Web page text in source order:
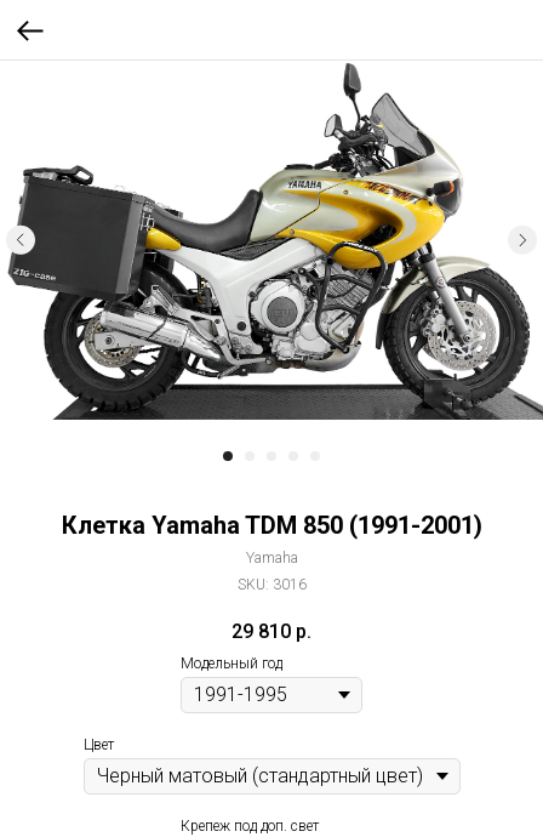
Клетка Yamaha TDM 850 (1991-2001)
Yamaha
SKU: 3016
29 810 р.
Модельный год
Цвет
Крепеж под доп. свет